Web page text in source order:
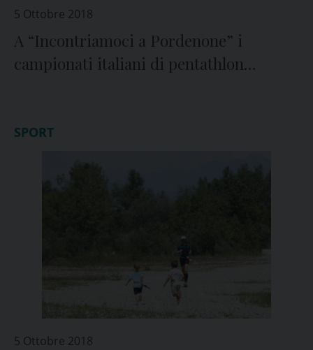
5 Ottobre 2018
A “Incontriamoci a Pordenone” i
campionati italiani di pentathlon
SPORT
5 Ottobre 2018